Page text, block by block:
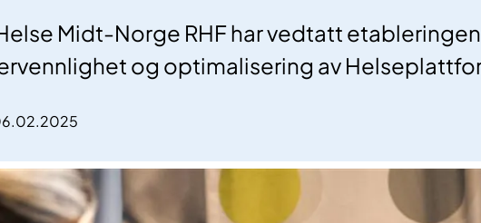
Midt-Norge RHF har vedtatt
og optimalisering av